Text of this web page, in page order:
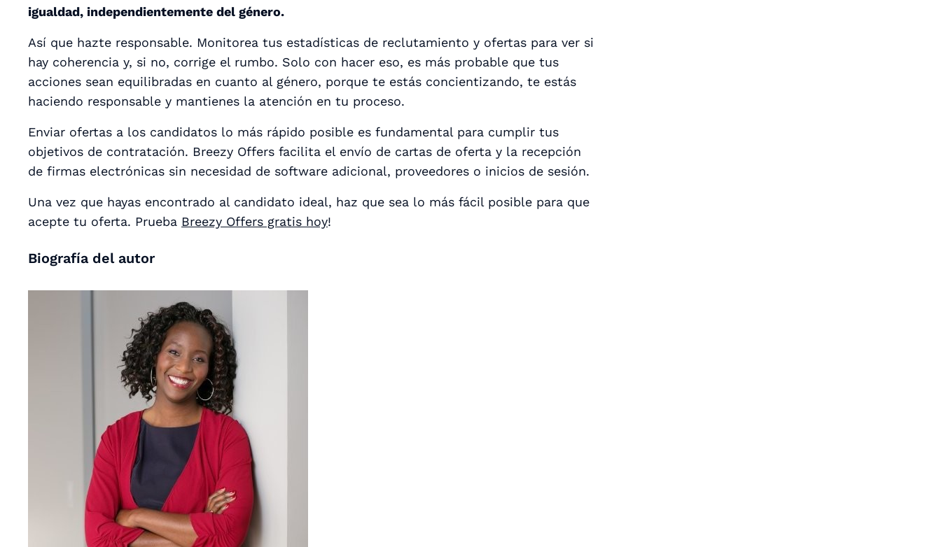
igualdad, independientemente del género.
Así que hazte responsable. Monitorea tus estadísticas de reclutamiento y ofertas para ver si
hay coherencia y, si no, corrige el rumbo. Solo con hacer eso, es más probable que tus
acciones sean equilibradas en cuanto al género, porque te estás concientizando, te estás
haciendo responsable y mantienes la atención en tu proceso.
Enviar ofertas a los candidatos lo más rápido posible es fundamental para cumplir tus
objetivos de contratación. Breezy Offers facilita el envío de cartas de oferta y la recepción
de firmas electrónicas sin necesidad de software adicional, proveedores o inicios de sesión.
Una vez que hayas encontrado al candidato ideal, haz que sea lo más fácil posible para que
acepte tu oferta. Prueba Breezy Offers gratis hoy!
Biografía del autor